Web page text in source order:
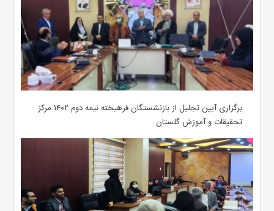
برگزاری آیین تجلیل از بازنشستگان فرهیخته نیمه دوم ۱۴۰۲ مرکز
تحقیقات و آموزش گلستان